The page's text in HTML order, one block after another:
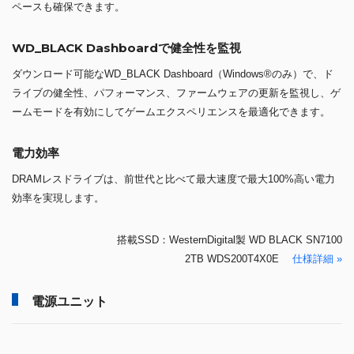
ペースも確保できます。
WD_BLACK Dashboardで健全性を監視
ダウンロード可能なWD_BLACK Dashboard（Windows®のみ）で、ド
ライブの健全性、パフォーマンス、ファームウェアの更新を監視し、ゲ
ームモードを有効にしてゲームエクスペリエンスを最適化できます。
電力効率
DRAMレスドライブは、前世代と比べて最大速度で最大100%高い電力
効率を実現します。
搭載SSD：WesternDigital製 WD BLACK SN7100
2TB WDS200T4X0E 仕様詳細 »
電源ユニット